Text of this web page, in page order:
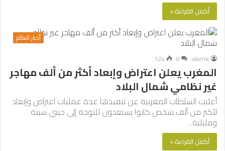
أكمل القراءة »
أخبار العالم
islamic
0
124
المغرب يعلن اعتراض وإبعاد أكثر من ألف مهاجر
غير نظامي شمال البلاد
أعلنت السلطات المغربية عن تنفيذها عدة عمليات اعتراض وإبعاد
لأكثر من ألف شخص كانوا يستعدون للتوجه إلى جيبي سبتة
ومليلية…
أكمل القراءة »